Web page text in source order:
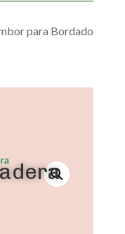
para Bordado